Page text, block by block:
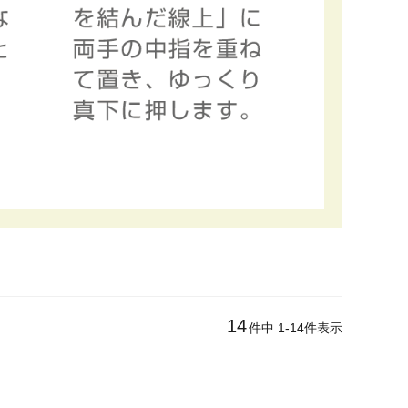
14件中 1-14件表示